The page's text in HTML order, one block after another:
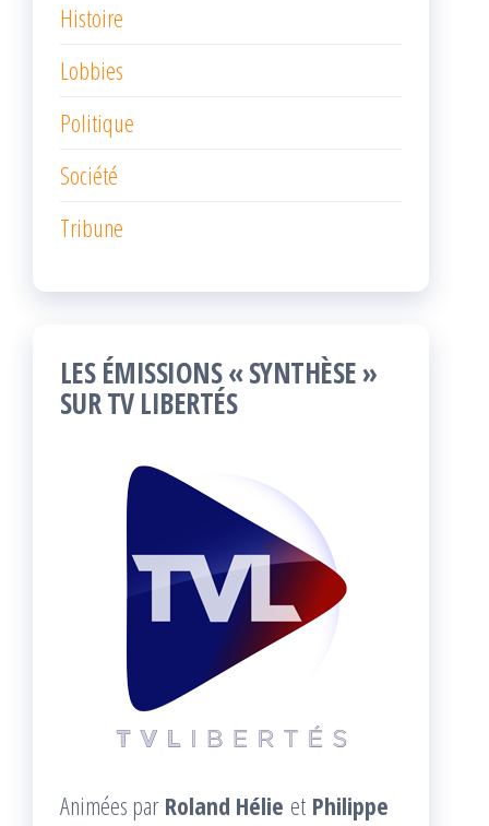
Histoire
Lobbies
Politique
Société
Tribune
LES ÉMISSIONS « SYNTHÈSE »
SUR TV LIBERTÉS
Animées par Roland Hélie et Philippe